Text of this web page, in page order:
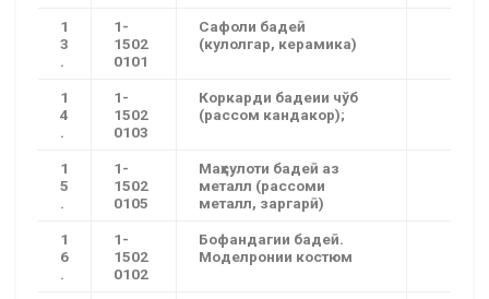
1
3
.
1-
1502
0101
Сафоли бадеӣ
(кулолгар, керамика)
1
4
.
1-
1502
0103
Коркарди бадеии чўб
(рассом кандакор);
1
5
.
1-
1502
0105
Маҳсулоти бадеӣ аз
металл (рассоми
металл, заргарӣ)
1
6
.
1-
1502
0102
Бофандагии бадеӣ.
Моделронии костюм